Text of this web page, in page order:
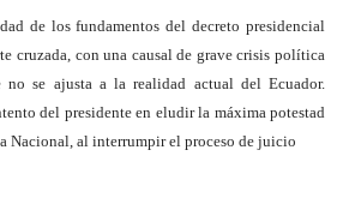
de los fundamentos del decreto presidencial
cruzada, con una causal de grave crisis política
se ajusta a la realidad actual del Ecuador.
del presidente en eludir la máxima potestad
Nacional, al interrumpir el proceso de juicio